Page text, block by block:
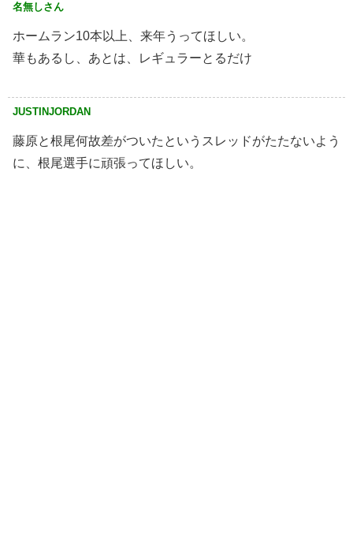
名無しさん
ホームラン10本以上、来年うってほしい。
華もあるし、あとは、レギュラーとるだけ
JUSTINJORDAN
藤原と根尾何故差がついたというスレッドがたたないよう
に、根尾選手に頑張ってほしい。